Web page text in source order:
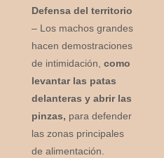
Defensa del territorio
– Los machos grandes
hacen demostraciones
de intimidación,como
levantar las patas
delanteras y abrir las
pinzas, para defender
las zonas principales
de alimentación.